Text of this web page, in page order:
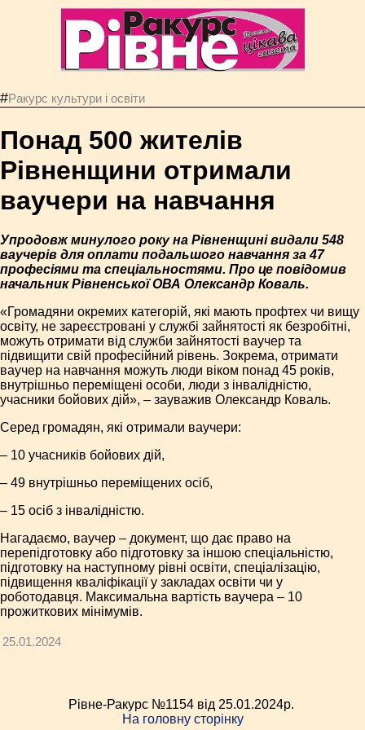
#Ракурс культури і освіти
Понад 500 жителів
Рівненщини отримали
ваучери на навчання
Упродовж минулого року на Рівненщині видали 548
ваучерів для оплати подальшого навчання за 47
професіями та спеціальностями. Про це повідомив
начальник Рівненської ОВА Олександр Коваль.
«Громадяни окремих категорій, які мають профтех чи вищу
освіту, не зареєстровані у службі зайнятості як безробітні,
можуть отримати від служби зайнятості ваучер та
підвищити свій професійний рівень. Зокрема, отримати
ваучер на навчання можуть люди віком понад 45 років,
внутрішньо переміщені особи, люди з інвалідністю,
учасники бойових дій», – зауважив Олександр Коваль.
Серед громадян, які отримали ваучери:
– 10 учасників бойових дій,
– 49 внутрішньо переміщених осіб,
– 15 осіб з інвалідністю.
Нагадаємо, ваучер – документ, що дає право на
перепідготовку або підготовку за іншою спеціальністю,
підготовку на наступному рівні освіти, спеціалізацію,
підвищення кваліфікації у закладах освіти чи у
роботодавця. Максимальна вартість ваучера – 10
прожиткових мінімумів.
25.01.2024
Рівне-Ракурс №1154 від 25.01.2024p.
На головну сторінку